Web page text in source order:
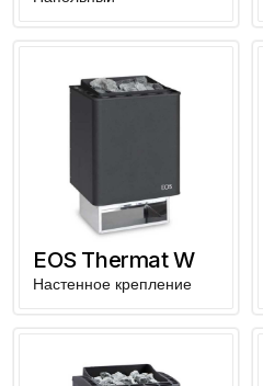
EOS Thermat W
Настенное крепление